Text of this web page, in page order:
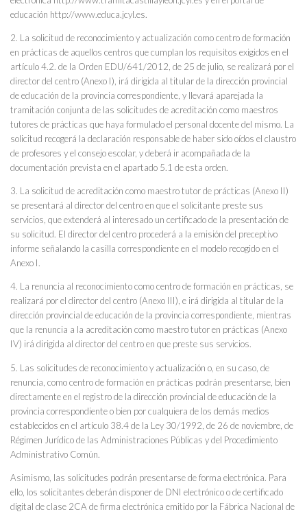
educación http://www.educa.jcyl.es.
2. La solicitud de reconocimiento y actualización como centro de formación
en prácticas de aquellos centros que cumplan los requisitos exigidos en el
artículo 4.2. de la Orden EDU/641/2012, de 25 de julio, se realizará por el
director del centro (Anexo I), irá dirigida al titular de la dirección provincial
de educación de la provincia correspondiente, y llevará aparejada la
tramitación conjunta de las solicitudes de acreditación como maestros
tutores de prácticas que haya formulado el personal docente del mismo. La
solicitud recogerá la declaración responsable de haber sido oídos el claustro
de profesores y el consejo escolar, y deberá ir acompañada de la
documentación prevista en el apartado 5.1 de esta orden.
3. La solicitud de acreditación como maestro tutor de prácticas (Anexo II)
se presentará al director del centro en que el solicitante preste sus
servicios, que extenderá al interesado un certificado de la presentación de
su solicitud. El director del centro procederá a la emisión del preceptivo
informe señalando la casilla correspondiente en el modelo recogido en el
Anexo I.
4. La renuncia al reconocimiento como centro de formación en prácticas, se
realizará por el director del centro (Anexo III), e irá dirigida al titular de la
dirección provincial de educación de la provincia correspondiente, mientras
que la renuncia a la acreditación como maestro tutor en prácticas (Anexo
IV) irá dirigida al director del centro en que preste sus servicios.
5. Las solicitudes de reconocimiento y actualización o, en su caso, de
renuncia, como centro de formación en prácticas podrán presentarse, bien
directamente en el registro de la dirección provincial de educación de la
provincia correspondiente o bien por cualquiera de los demás medios
establecidos en el artículo 38.4 de la Ley 30/1992, de 26 de noviembre, de
Régimen Jurídico de las Administraciones Públicas y del Procedimiento
Administrativo Común.
Asimismo, las solicitudes podrán presentarse de forma electrónica. Para
ello, los solicitantes deberán disponer de DNI electrónico o de certificado
digital de clase 2CA de firma electrónica emitido por la Fábrica Nacional de